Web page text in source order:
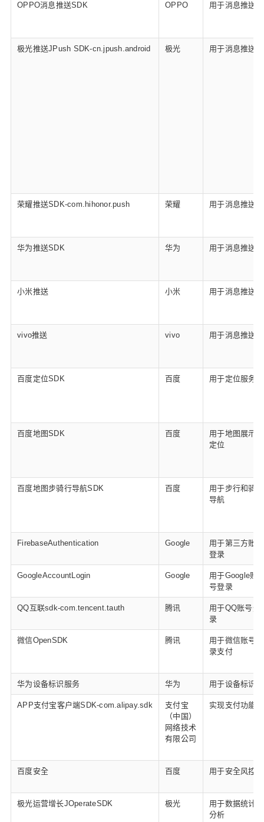
OPPO消息推送SDK OPPO 用于消息推送
极光推送JPush SDK-cn.jpush.android 极光 用于消息推送
荣耀推送SDK-com.hihonor.push 荣耀 用于消息推送
华为推送SDK 华为 用于消息推送
小米推送 小米 用于消息推送
vivo推送 vivo 用于消息推送
百度定位SDK 百度 用于定位服务
百度地图SDK 百度
用于地图展示和
定位
百度地图步骑行导航SDK 百度
用于步行和骑行
导航
FirebaseAuthentication Google
用于第三方账号
登录
GoogleAccountLogin Google
用于Google账
号登录
QQ互联sdk-com.tencent.tauth 腾讯
用于QQ账号登
录
微信OpenSDK 腾讯
用于微信账号登
录支付
华为设备标识服务 华为 用于设备标识
APP支付宝客户端SDK-com.alipay.sdk
支付宝
（中国）
网络技术
有限公司
实现支付功能
百度安全 百度 用于安全风控
极光运营增长JOperateSDK 极光
用于数据统计和
分析